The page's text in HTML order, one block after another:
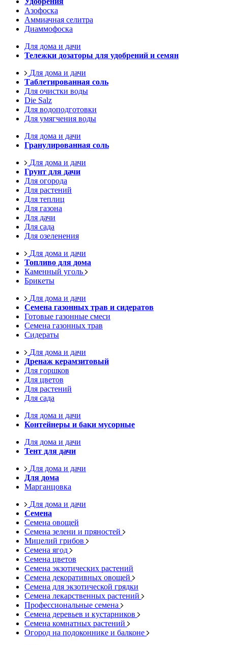
Азофоска
Аммиачная селитра
Диаммофоска
Для дома и дачи
Тележки дозаторы для удобрений и семян
Для дома и дачи
Таблетированная соль
Для очистки воды
Die Salz
Для водоподготовки
Для умягчения воды
Для дома и дачи
Гранулированная соль
Для дома и дачи
Грунт для дачи
Для огорода
Для растений
Для теплиц
Для газона
Для дачи
Для сада
Для озеленения
Для дома и дачи
Топливо для дома
Каменный уголь
Брикеты
Для дома и дачи
Семена газонных трав и сидератов
Готовые газонные смеси
Семена газонных трав
Сидераты
Для дома и дачи
Дренаж керамзитовый
Для горшков
Для цветов
Для растений
Для сада
Для дома и дачи
Контейнеры и баки мусорные
Для дома и дачи
Тент для дачи
Для дома и дачи
Для дома
Марганцовка
Для дома и дачи
Семена
Семена овощей
Семена зелени и пряностей
Мицелий грибов
Семена ягод
Семена цветов
Семена экзотических растений
Семена декоративных овощей
Семена для экзотической грядки
Семена лекарственных растений
Профессиональные семена
Семена деревьев и кустарников
Семена комнатных растений
Огород на подоконнике и балконе